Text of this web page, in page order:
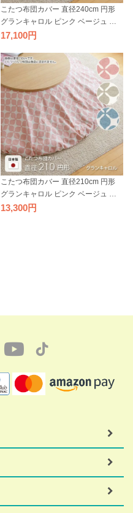
こたつ布団カバー 直径240cm 円形
グランキャロル ピンク ベージュ ア
クア 水色 丸形 コットン 綿100％ こ
カバー 北欧 国産 おしゃれ 日本製 ※
布団別売
17,100
こたつ布団カバー 直径210cm 円形
グランキャロル ピンク ベージュ ア
クア 水色 丸形 コットン 綿100％ こ
13,300